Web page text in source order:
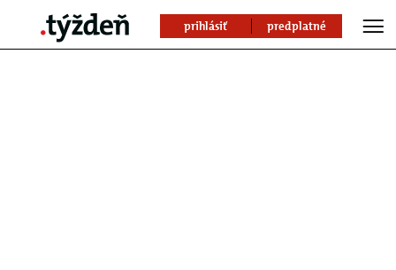
prihlásiť predplatné